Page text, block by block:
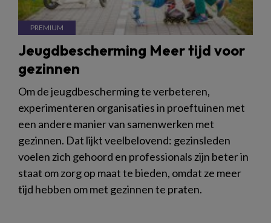
Jeugdbescherming Meer tijd voor
gezinnen
Om de jeugdbescherming te verbeteren,
experimenteren organisaties in proeftuinen met
een andere manier van samenwerken met
gezinnen. Dat lijkt veelbelovend: gezinsleden
voelen zich gehoord en professionals zijn beter in
staat om zorg op maat te bieden, omdat ze meer
tijd hebben om met gezinnen te praten.